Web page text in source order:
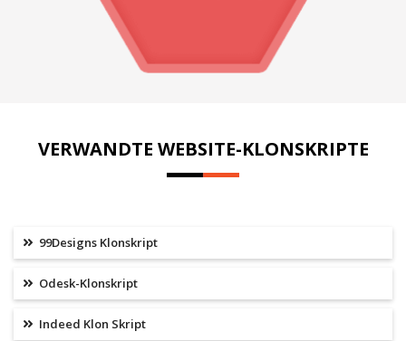
VERWANDTE WEBSITE-KLONSKRIPTE
99Designs Klonskript
Odesk-Klonskript
Indeed Klon Skript